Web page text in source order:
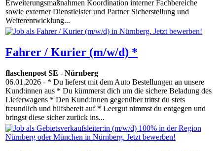
Erweiterungsmaßnahmen Koordination interner Fachbereiche
sowie externer Dienstleister und Partner Sicherstellung und
Weiterentwicklung...
Fahrer / Kurier (m/w/d) *
flaschenpost SE - Nürnberg
06.01.2026 - * Du lieferst mit dem Auto Bestellungen an unsere
Kund:innen aus * Du kümmerst dich um die sichere Beladung des
Lieferwagens * Den Kund:innen gegenüber trittst du stets
freundlich und hilfsbereit auf * Leergut nimmst du entgegen und
bringst diese sicher zurück ins...